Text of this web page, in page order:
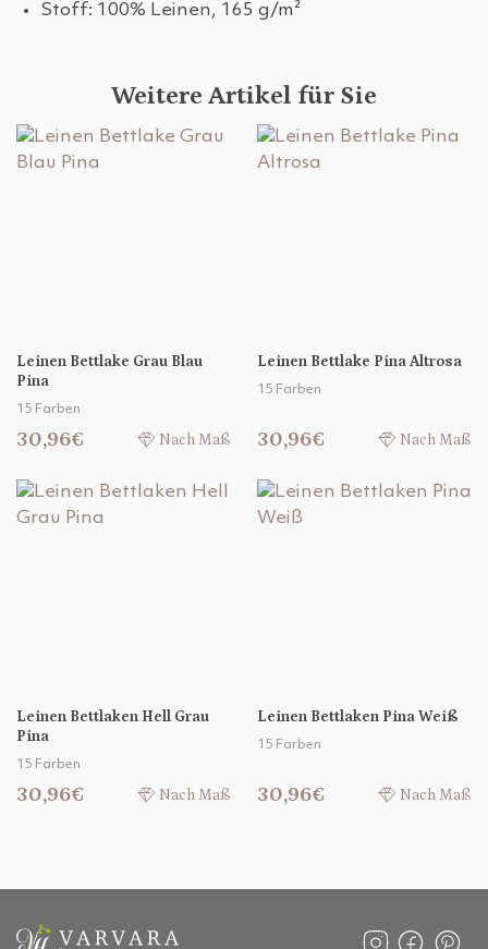
Stoff: 100% Leinen, 165 g/m²
Weitere Artikel für Sie
Leinen Bettlake Grau Blau
Pina
15 Farben
30,96€ Nach Maß
Leinen Bettlake Pina Altrosa
15 Farben
30,96€ Nach Maß
Leinen Bettlaken Hell Grau
Pina
15 Farben
30,96€ Nach Maß
Leinen Bettlaken Pina Weiß
15 Farben
30,96€ Nach Maß